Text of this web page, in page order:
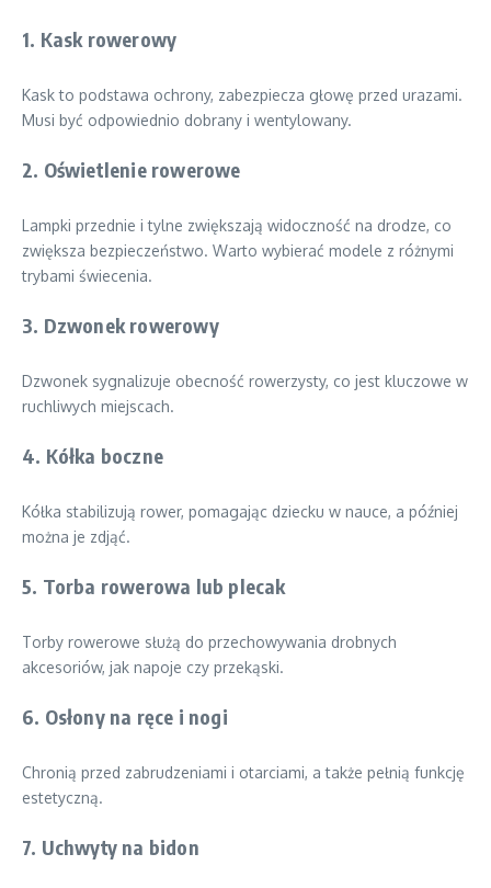
1. Kask rowerowy
Kask to podstawa ochrony, zabezpiecza głowę przed urazami.
Musi być odpowiednio dobrany i wentylowany.
2. Oświetlenie rowerowe
Lampki przednie i tylne zwiększają widoczność na drodze, co
zwiększa bezpieczeństwo. Warto wybierać modele z różnymi
trybami świecenia.
3. Dzwonek rowerowy
Dzwonek sygnalizuje obecność rowerzysty, co jest kluczowe w
ruchliwych miejscach.
4. Kółka boczne
Kółka stabilizują rower, pomagając dziecku w nauce, a później
można je zdjąć.
5. Torba rowerowa lub plecak
Torby rowerowe służą do przechowywania drobnych
akcesoriów, jak napoje czy przekąski.
6. Osłony na ręce i nogi
Chronią przed zabrudzeniami i otarciami, a także pełnią funkcję
estetyczną.
7. Uchwyty na bidon